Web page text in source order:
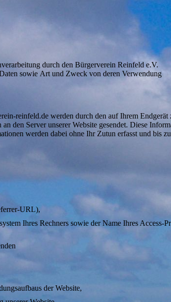
durch den Bürgerverein Reinfeld e.V.
sowie Art und Zweck von deren Verwendung
reinfeld.de werden durch den auf Ihrem Endgerät
den Server unserer Website gesendet. Diese
werden dabei ohne Ihr Zutun erfasst und bis
URL),
Ihres Rechners sowie der Name Ihres Access-
der Website,